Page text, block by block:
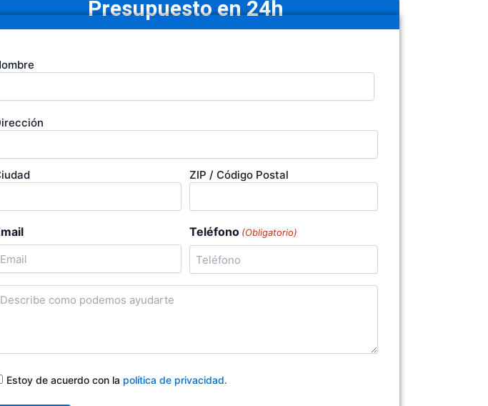
Presupuesto en 24h
ZIP / Código Postal
Teléfono (Obligatorio)
en
Estoy de acuerdo con la política de privacidad.